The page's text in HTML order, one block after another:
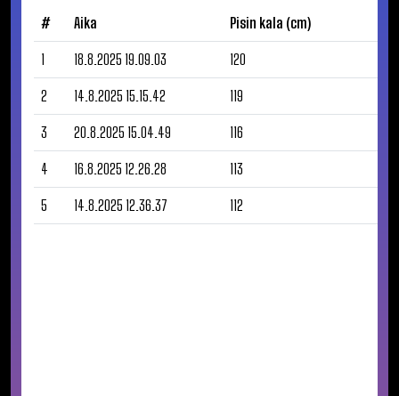
# Aika Pisin kala (cm)
1 18.8.2025 19.09.03 120
2 14.8.2025 15.15.42 119
3 20.8.2025 15.04.49 116
4 16.8.2025 12.26.28 113
5 14.8.2025 12.36.37 112